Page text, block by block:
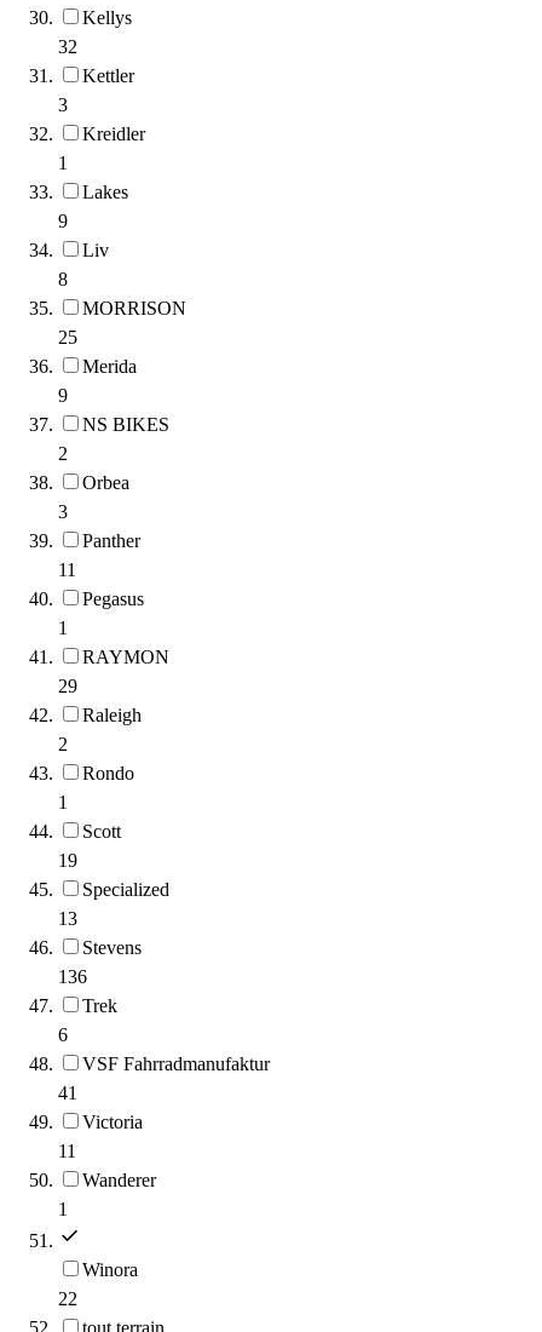
Kellys
32
Kettler
3
Kreidler
1
Lakes
9
Liv
8
MORRISON
25
Merida
9
NS BIKES
2
Orbea
3
Panther
11
Pegasus
1
RAYMON
29
Raleigh
2
Rondo
1
Scott
19
Specialized
13
Stevens
136
Trek
6
VSF Fahrradmanufaktur
41
Victoria
11
Wanderer
1
Winora
22
tout terrain